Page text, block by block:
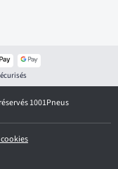
1001Pneus